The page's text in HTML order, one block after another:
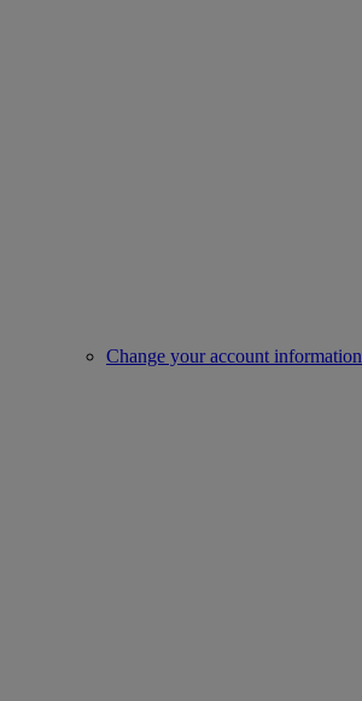
Change your account information